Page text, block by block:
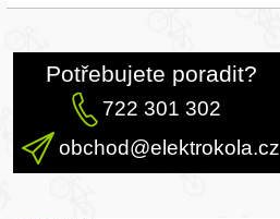
Potřebujete poradit?
722 301 302
obchod@elektrokola.cz